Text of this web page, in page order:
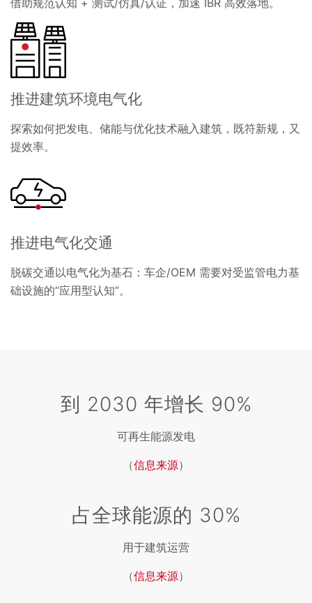
推进建筑环境电气化
探索如何把发电、储能与优化技术融入建筑，既符新规，又
提效率。
推进电气化交通
脱碳交通以电气化为基石：车企/OEM 需要对受监管电力基
础设施的“应用型认知”。
到 2030 年增长 90%
可再生能源发电
（信息来源）
占全球能源的 30%
用于建筑运营
（信息来源）